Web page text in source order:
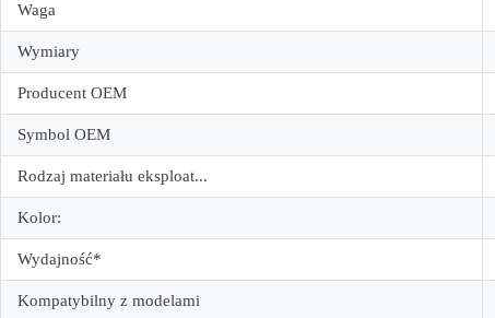
Waga
Wymiary
Producent OEM
Symbol OEM
Rodzaj materiału eksploat...
Kolor:
Wydajność*
Kompatybilny z modelami